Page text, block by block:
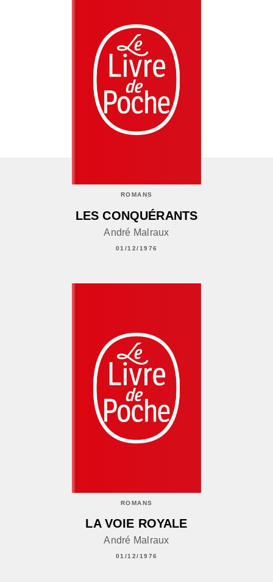
ROMANS
LES CONQUÉRANTS
André Malraux
01/12/1976
ROMANS
LA VOIE ROYALE
André Malraux
01/12/1976